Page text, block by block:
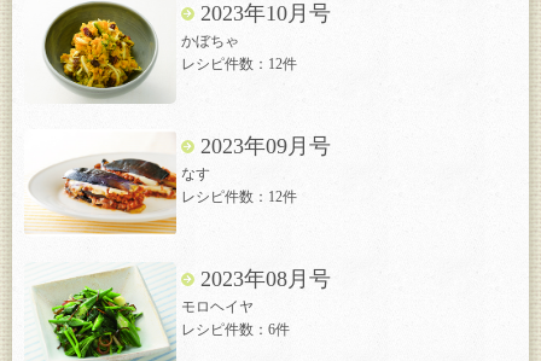
2023年10月号
かぼちゃ
レシピ件数：12件
2023年09月号
なす
レシピ件数：12件
2023年08月号
モロヘイヤ
レシピ件数：6件